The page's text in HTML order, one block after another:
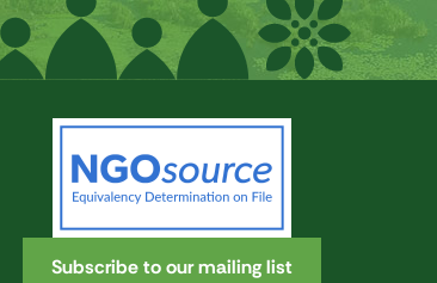
Subscribe to our mailing list